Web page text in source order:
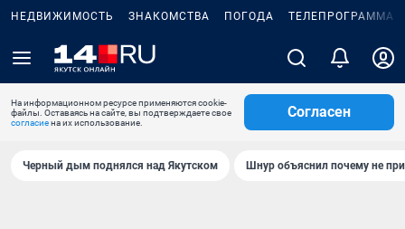
НЕДВИЖИМОСТЬ ЗНАКОМСТВА ПОГОДА ТЕЛЕПРОГРАММА
На информационном ресурсе применяются cookie-
файлы. Оставаясь на сайте, вы подтверждаете свое
согласиена их использование.
Согласен
Черный дым поднялся над Якутском Шнур объяснил почему не